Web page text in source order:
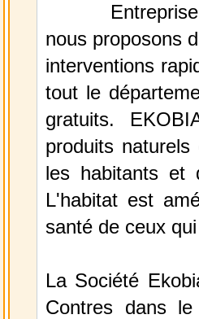
nous proposons
interventions
tout le
gratuits.
produits
les habitants et
L'habitat est
santé de ceux
La Société
Contres dans